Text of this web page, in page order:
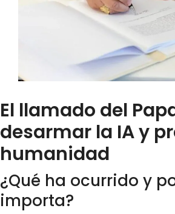
El llamado del
desarmar la IA y
humanidad
¿Qué ha ocurrido y
importa?